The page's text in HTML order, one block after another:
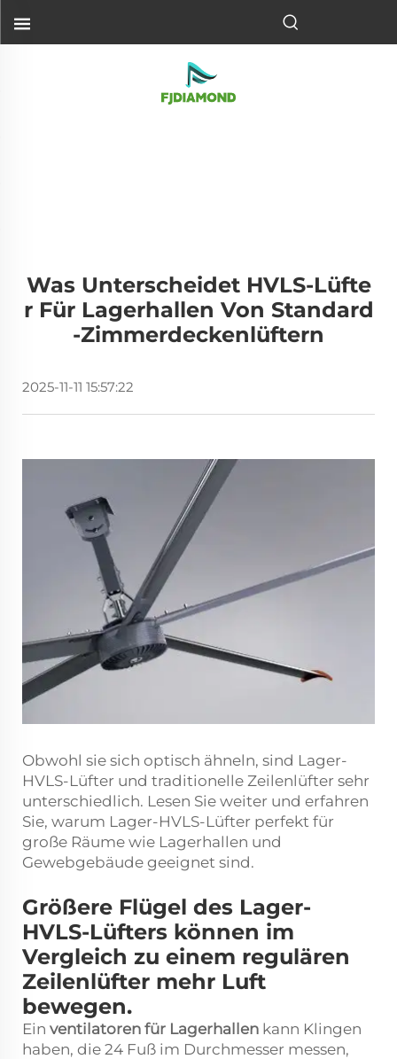
Was Unterscheidet HVLS-Lüfte
R Für Lagerhallen Von Standard
-Zimmerdeckenlüftern
2025-11-11 15:57:22
Obwohl sie sich optisch ähneln, sind Lager-
HVLS-Lüfter und traditionelle Zeilenlüfter sehr
unterschiedlich. Lesen Sie weiter und erfahren
Sie, warum Lager-HVLS-Lüfter perfekt für
große Räume wie Lagerhallen und
Gewebgebäude geeignet sind.
Größere Flügel des Lager-
HVLS-Lüfters können im
Vergleich zu einem regulären
Zeilenlüfter mehr Luft
bewegen.
Ein ventilatoren für Lagerhallen kann Klingen
haben, die 24 Fuß im Durchmesser messen,